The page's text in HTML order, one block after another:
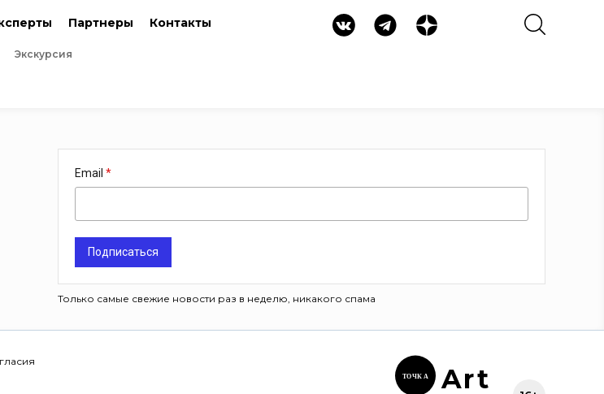
Партнеры Контакты
Экскурсия
Email
Подписаться
Только самые свежие новости раз в неделю, никакого спама
ТОЧК А Art